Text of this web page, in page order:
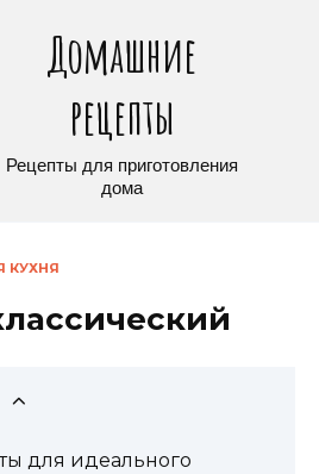
Домашние
рецепты
Рецепты для приготовления
дома
КУХНЯ
для идеального